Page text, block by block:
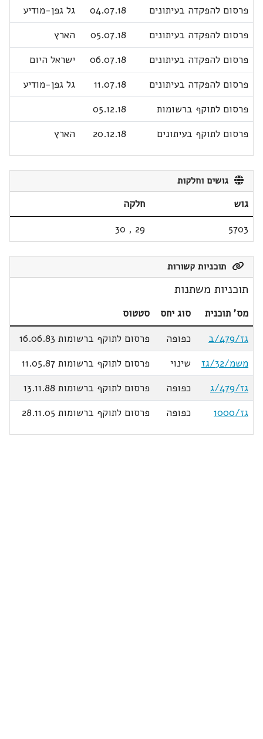
פרסום להפקדה בעיתונים
04.07.18
גל גפן-מודיע
פרסום להפקדה בעיתונים
05.07.18
הארץ
פרסום להפקדה בעיתונים
06.07.18
ישראל היום
פרסום להפקדה בעיתונים
11.07.18
גל גפן-מודיע
פרסום לתוקף ברשומות
05.12.18
פרסום לתוקף בעיתונים
20.12.18 הארץ
גושים וחלקות
גוש
חלקה
5703
29
,
30
תוכניות קשורות
תוכניות משתנות
מס' תוכנית סוג יחס
סטטוס
גז/479/ב
כפופה
פרסום לתוקף ברשומות 16.06.83
משמ/32/גז
שינוי
פרסום לתוקף ברשומות 11.05.87
גז/479/ג
כפופה
פרסום לתוקף ברשומות 13.11.88
גז/1000
כפופה פרסום לתוקף ברשומות 28.11.05